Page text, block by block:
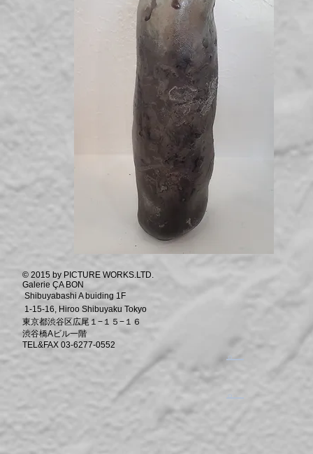
© 2015 by PICTURE WORKS.LTD.
Galerie ÇA BON
Shibuyabashi A buiding 1F
1-15-16, Hiroo Shibuyaku Tokyo
東京都渋谷区広尾１−１５−１６
渋谷橋Aビル一階
TEL&FAX 03-6277-0552
​。
​。